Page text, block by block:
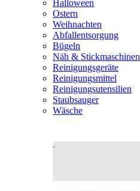
Halloween
Ostern
Weihnachten
Abfallentsorgung
Bügeln
Näh & Stickmaschinen
Reinigungsgeräte
Reinigungsmittel
Reinigungsutensilien
Staubsauger
Wäsche